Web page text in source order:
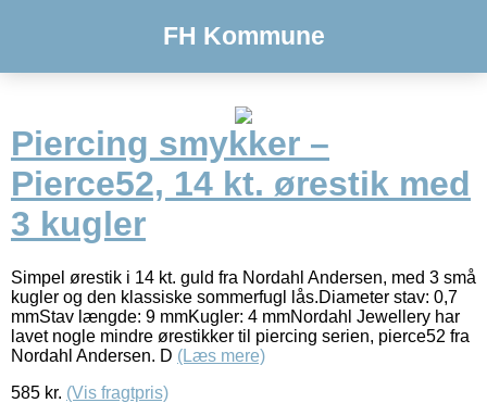
FH Kommune
Piercing smykker –
Pierce52, 14 kt. ørestik med
3 kugler
Simpel ørestik i 14 kt. guld fra Nordahl Andersen, med 3 små
kugler og den klassiske sommerfugl lås.Diameter stav: 0,7
mmStav længde: 9 mmKugler: 4 mmNordahl Jewellery har
lavet nogle mindre ørestikker til piercing serien, pierce52 fra
Nordahl Andersen. D (Læs mere)
585 kr. (Vis fragtpris)